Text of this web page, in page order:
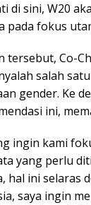
di sini, W20
pada fokus
tersebut, Co-
salah
gender. Ke
ini,
ingin kami
yang perlu
hal ini selaras
saya ingin